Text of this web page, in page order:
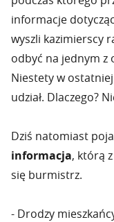
informacje
wyszli kazimierscy
odbyć na jednym z
Niestety w ostatniej
udział. Dlaczego?
Dziś natomiast
informacja, którą
się burmistrz.
- Drodzy